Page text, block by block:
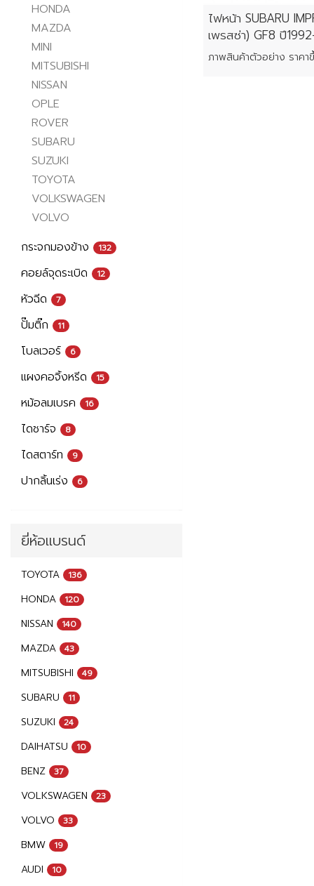
HONDA
MAZDA
MINI
MITSUBISHI
NISSAN
OPLE
ROVER
SUBARU
SUZUKI
TOYOTA
VOLKSWAGEN
VOLVO
กระจกมองข้าง
132
คอยล์จุดระเบิด 12
หัวฉีด 7
ปั๊มติ๊ก 11
โบลเวอร์ 6
แผงคอจิ้งหรีด 15
หม้อลมเบรค 16
ไดชาร์จ 8
ไดสตาร์ท 9
ปากลิ้นเร่ง 6
ยี่ห้อแบรนด์
TOYOTA 136
HONDA 120
NISSAN 140
MAZDA 43
MITSUBISHI 49
SUBARU 11
SUZUKI 24
DAIHATSU 10
BENZ 37
VOLKSWAGEN 23
VOLVO 33
BMW 19
AUDI 10
ไฟหน้า SUBARU
เพรสซ่า) GF8 ปี